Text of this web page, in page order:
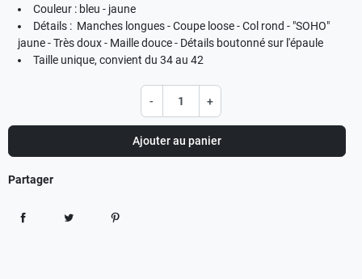
Couleur : bleu - jaune
Détails : Manches longues - Coupe loose - Col rond - "SOHO"
jaune - Très doux - Maille douce - Détails boutonné sur l'épaule
Taille unique, convient du 34 au 42
- +
Ajouter au panier
Partager